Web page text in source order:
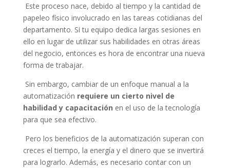
Este proceso nace, debido al tiempo y la cantidad de
papeleo físico involucrado en las tareas cotidianas del
departamento. Si tu equipo dedica largas sesiones en
ello en lugar de utilizar sus habilidades en otras áreas
del negocio, entonces es hora de encontrar una nueva
forma de trabajar.
Sin embargo, cambiar de un enfoque manual a la
automatización requiere un cierto nivel de
habilidad y capacitación en el uso de la tecnología
para que sea efectivo.
Pero los beneficios de la automatización superan con
creces el tiempo, la energía y el dinero que se invertirá
para lograrlo. Además, es necesario contar con un